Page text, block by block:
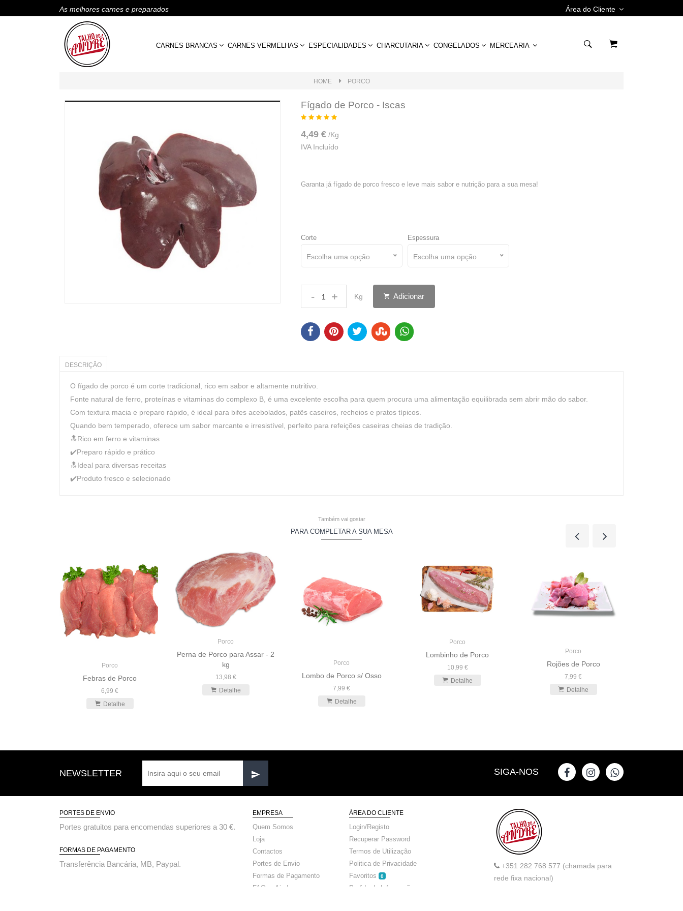
As melhores carnes e preparados Área do Cliente
CARNES BRANCAS CARNES VERMELHAS ESPECIALIDADES CHARCUTARIA CONGELADOS MERCEARIA
HOME PORCO
Fígado de Porco - Iscas
4,49 € /Kg
IVA Incluído
Garanta já fígado de porco fresco e leve mais sabor e nutrição para a sua mesa!
Corte
Escolha uma opção
Espessura
Escolha uma opção
- + Kg Adicionar
DESCRIÇÃO
O fígado de porco é um corte tradicional, rico em sabor e altamente nutritivo.
Fonte natural de ferro, proteínas e vitaminas do complexo B, é uma excelente escolha para quem procura uma alimentação equilibrada sem abrir mão do sabor.
Com textura macia e preparo rápido, é ideal para bifes acebolados, patês caseiros, recheios e pratos típicos.
Quando bem temperado, oferece um sabor marcante e irresistível, perfeito para refeições caseiras cheias de tradição.
🔝Rico em ferro e vitaminas
✔️Preparo rápido e prático
🔝Ideal para diversas receitas
✔️Produto fresco e selecionado
Também vai gostar
PARA COMPLETAR A SUA MESA
Porco
Febras de Porco
6,99 €
Detalhe
Porco
Perna de Porco para Assar - 2
kg
13,98 €
Detalhe
Porco
Lombo de Porco s/ Osso
7,99 €
Detalhe
Porco
Lombinho de Porco
10,99 €
Detalhe
Porco
Rojões de Porco
7,99 €
Detalhe
NEWSLETTER SIGA-NOS
PORTES DE ENVIO
Portes gratuitos para encomendas superiores a 30 €.
FORMAS DE PAGAMENTO
Transferência Bancária, MB, Paypal.
EMPRESA
Quem Somos
Loja
Contactos
Portes de Envio
Formas de Pagamento
FAQs - Ajuda
ÁREA DO CLIENTE
Login/Registo
Recuperar Password
Termos de Utilização
Politica de Privacidade
Favoritos
0
Pedido de Informação
+351 282 768 577 (chamada para
rede fixa nacional)